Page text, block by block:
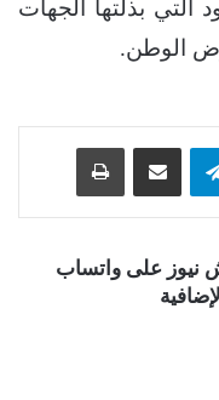
التي بذلتها الجهات
الوطن.
تيلقرام
نيوز على واتساب